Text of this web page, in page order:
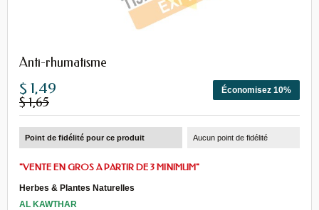
Anti-rhumatisme
Économisez 10%
$ 1,49
$ 1,65
Point de fidélité pour ce produit Aucun point de fidélité
"VENTE EN GROS A PARTIR DE 3 MINIMUM"
Herbes & Plantes Naturelles
AL KAWTHAR